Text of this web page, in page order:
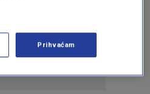
Prihvaćam